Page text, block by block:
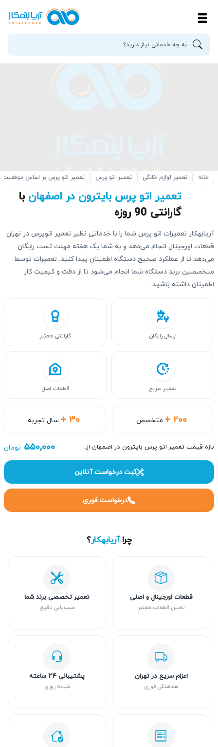
خانه تعمیر لوازم خانگی تعمیر اتو پرس تعمیر اتو پرس بر اساس موقعیت
تعمیر اتو پرس بایترون در اصفهان با
گارانتی 90 روزه
آریابهکار تعمیرات اتو پرس شما را با خدماتی نظیر تعمیر اتوپرس در تهران
قطعات اورجینال انجام می‌دهد و به شما یک هفته مهلت تست رایگان
می‌دهد تا از عملکرد صحیح دستگاه اطمینان پیدا کنید. تعمیرات توسط
متخصصین برند دستگاه شما انجام می‌شود تا از دقت و کیفیت کار
اطمینان داشته باشید.
+ ۲۰۰ متخصص + ۳۰ سال تجربه
ارسال رایگان گارانتی معتبر
تعمیر سریع قطعات اصل
بازه قیمت تعمیر اتو پرس بایترون در اصفهان از: ۵۵۰,۰۰۰ تومان
ثبت درخواست آنلاین
درخواست فوری
چراآریابهکار؟
قطعات اورجینال و اصلی
تامین قطعات معتبر
تعمیر تخصصی برند شما
عیب‌یابی دقیق
اعزام سریع در تهران
هماهنگی فوری
پشتیبانی ۲۴ ساعته
شبانه روزی